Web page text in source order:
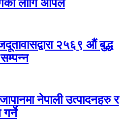
लागि अपिल
२५६९ औं बुद्ध
नेपाली उत्पादनहरु र